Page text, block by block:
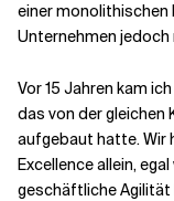
Verwandte Themen
einer
Unternehmen jedoch
Vor 15 Jahren kam
das von der gleichen
aufgebaut hatte. Wir
Excellence allein,
geschäftliche Agilität